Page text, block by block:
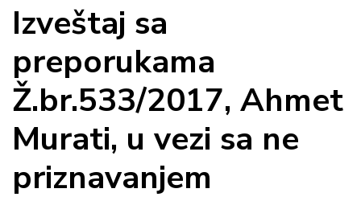
Izveštaj sa
preporukama
Ž.br.533/2017, Ahmet
Murati, u vezi sa ne
priznavanjem